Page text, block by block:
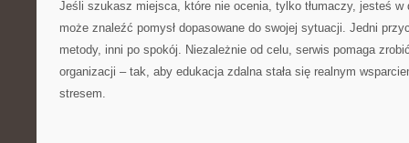
Jeśli szukasz miejsca, które nie ocenia, tylko tłumaczy, jesteś w
może znaleźć pomysł dopasowane do swojej sytuacji. Jedni
metody, inni po spokój. Niezależnie od celu, serwis pomaga
organizacji – tak, aby edukacja zdalna stała się realnym
stresem.